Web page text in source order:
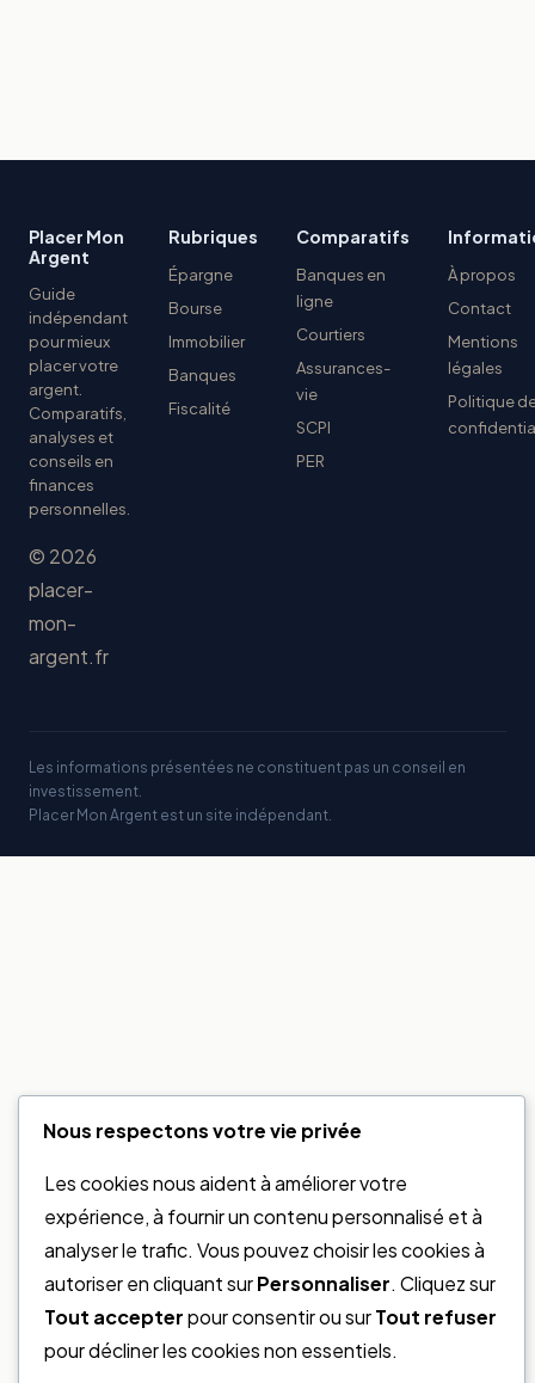
Placer Mon
Argent
Guide
indépendant
pour mieux
placer votre
argent.
Comparatifs,
analyses et
conseils en
finances
personnelles.
© 2026
placer-
mon-
argent.fr
Rubriques
Épargne
Bourse
Immobilier
Banques
Fiscalité
Comparatifs
Banques en
ligne
Courtiers
Assurances-
vie
SCPI
PER
À propos
Contact
Mentions
légales
Politique
Les informations présentées ne constituent pas un conseil en
investissement.
Placer Mon Argent est un site indépendant.
Nous respectons votre vie privée
Les cookies nous aident à améliorer votre
expérience, à fournir un contenu personnalisé et à
analyser le trafic. Vous pouvez choisir les cookies à
autoriser en cliquant surPersonnaliser. Cliquez sur
Tout accepterpour consentir ou surTout refuser
pour décliner les cookies non essentiels.